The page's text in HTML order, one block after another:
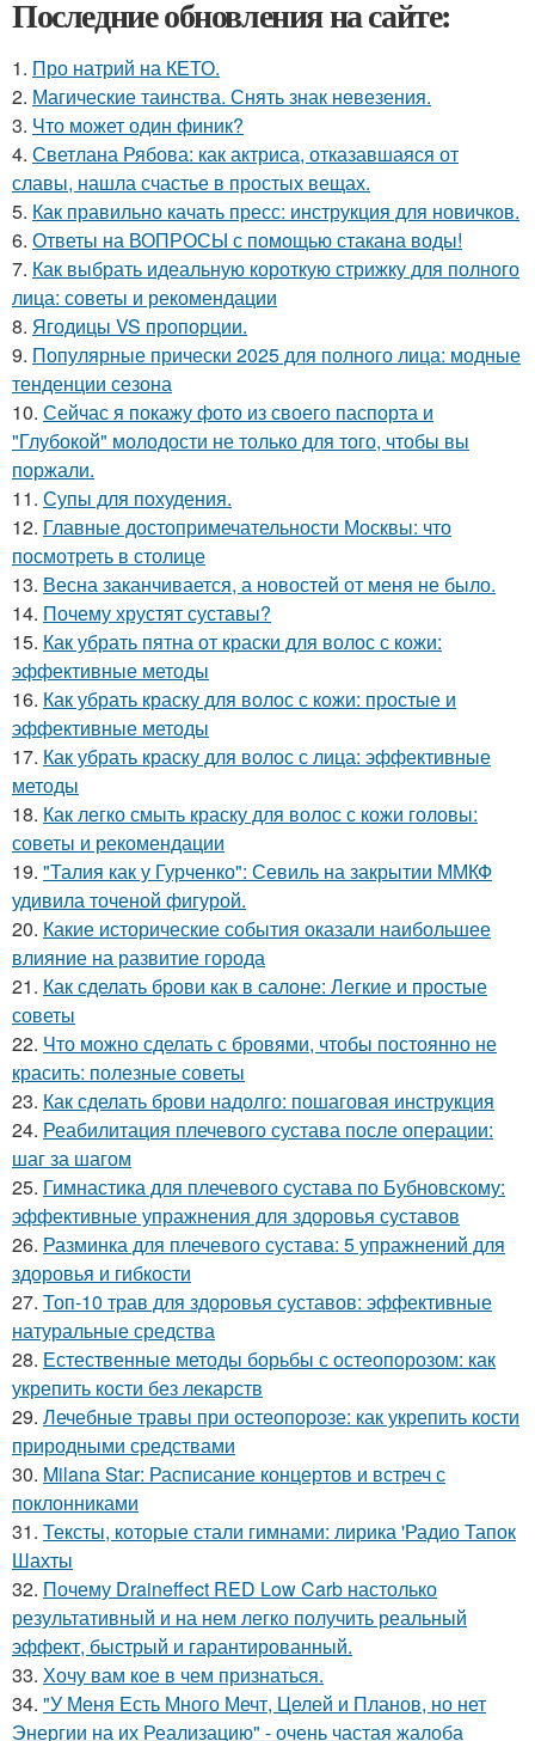
Последние обновления на сайте:
1. Про натрий на КЕТО.
2. Магические таинства. Снять знак невезения.
3. Что может один финик?
4. Светлана Рябова: как актриса, отказавшаяся от
славы, нашла счастье в простых вещах.
5. Как правильно качать пресс: инструкция для новичков.
6. Ответы на ВОПРОСЫ с помощью стакана воды!
7. Как выбрать идеальную короткую стрижку для полного
лица: советы и рекомендации
8. Ягодицы VS пропорции.
9. Популярные прически 2025 для полного лица: модные
тенденции сезона
10. Сейчас я покажу фото из своего паспорта и
"Глубокой" молодости не только для того, чтобы вы
поржали.
11. Супы для похудения.
12. Главные достопримечательности Москвы: что
посмотреть в столице
13. Весна заканчивается, а новостей от меня не было.
14. Почему хрустят суставы?
15. Как убрать пятна от краски для волос с кожи:
эффективные методы
16. Как убрать краску для волос с кожи: простые и
эффективные методы
17. Как убрать краску для волос с лица: эффективные
методы
18. Как легко смыть краску для волос с кожи головы:
советы и рекомендации
19. "Талия как у Гурченко": Севиль на закрытии ММКФ
удивила точеной фигурой.
20. Какие исторические события оказали наибольшее
влияние на развитие города
21. Как сделать брови как в салоне: Легкие и простые
советы
22. Что можно сделать с бровями, чтобы постоянно не
красить: полезные советы
23. Как сделать брови надолго: пошаговая инструкция
24. Реабилитация плечевого сустава после операции:
шаг за шагом
25. Гимнастика для плечевого сустава по Бубновскому:
эффективные упражнения для здоровья суставов
26. Разминка для плечевого сустава: 5 упражнений для
здоровья и гибкости
27. Топ-10 трав для здоровья суставов: эффективные
натуральные средства
28. Естественные методы борьбы с остеопорозом: как
укрепить кости без лекарств
29. Лечебные травы при остеопорозе: как укрепить кости
природными средствами
30. Milana Star: Расписание концертов и встреч с
поклонниками
31. Тексты, которые стали гимнами: лирика 'Радио Тапок
Шахты
32. Почему Draineffect RED Low Carb настолько
результативный и на нем легко получить реальный
эффект, быстрый и гарантированный.
33. Хочу вам кое в чем признаться.
34. "У Меня Есть Много Мечт, Целей и Планов, но нет
Энергии на их Реализацию" - очень частая жалоба